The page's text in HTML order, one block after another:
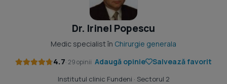
Dr. Irinel Popescu
Medic specialist în Chirurgie generala
4.7· 29 opinii Adaugă opinie Salvează favorit
Institutul clinic Fundeni · Sectorul 2